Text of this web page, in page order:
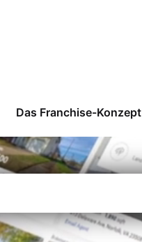
Das Franchise-Konzept